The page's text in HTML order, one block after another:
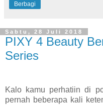
Berbagi
Sabtu, 28 Juli 2018
PIXY 4 Beauty
Series
Kalo kamu perhatiin di
pernah beberapa kali